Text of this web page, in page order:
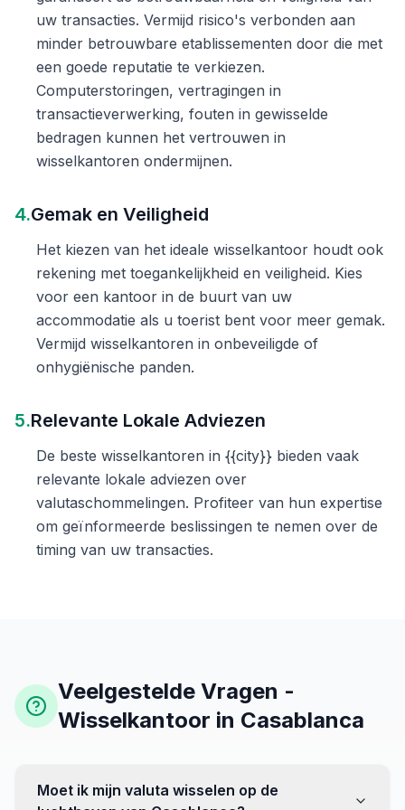
uw transacties. Vermijd risico's verbonden aan
minder betrouwbare etablissementen door die met
een goede reputatie te verkiezen.
Computerstoringen, vertragingen in
transactieverwerking, fouten in gewisselde
bedragen kunnen het vertrouwen in
wisselkantoren ondermijnen.
4.Gemak en Veiligheid
Het kiezen van het ideale wisselkantoor houdt ook
rekening met toegankelijkheid en veiligheid. Kies
voor een kantoor in de buurt van uw
accommodatie als u toerist bent voor meer gemak.
Vermijd wisselkantoren in onbeveiligde of
onhygiënische panden.
5.Relevante Lokale Adviezen
De beste wisselkantoren in {{city}} bieden vaak
relevante lokale adviezen over
valutaschommelingen. Profiteer van hun expertise
om geïnformeerde beslissingen te nemen over de
timing van uw transacties.
Veelgestelde Vragen -
Wisselkantoor in Casablanca
Moet ik mijn valuta wisselen op de